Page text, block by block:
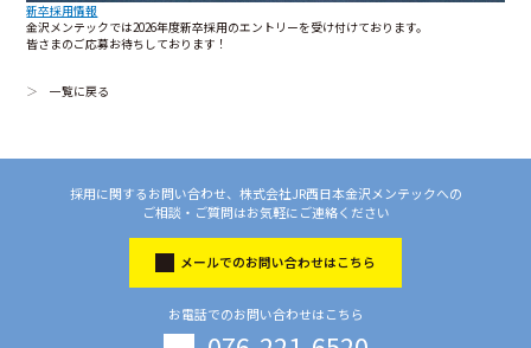
新卒採用情報
金沢メンテックでは2026年度新卒採用のエントリーを受け付けております。
皆さまのご応募お待ちしております！
一覧に戻る
採用に関するお問い合わせ、株式会社JR西日本金沢メンテックへの
ご相談・ご質問はお気軽にご連絡ください
メールでのお問い合わせはこちら
お電話でのお問い合わせはこちら